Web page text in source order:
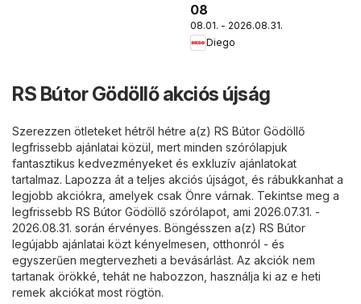
08
08.01. - 2026.08.31.
Diego
RS Bútor Gödöllő akciós újság
Szerezzen ötleteket hétről hétre a(z) RS Bútor Gödöllő
legfrissebb ajánlatai közül, mert minden szórólapjuk
fantasztikus kedvezményeket és exkluzív ajánlatokat
tartalmaz. Lapozza át a teljes akciós újságot, és rábukkanhat a
legjobb akciókra, amelyek csak Önre várnak. Tekintse meg a
legfrissebb RS Bútor Gödöllő szórólapot, ami 2026.07.31. -
2026.08.31. során érvényes. Böngésszen a(z) RS Bútor
legújabb ajánlatai közt kényelmesen, otthonról - és
egyszerűen megtervezheti a bevásárlást. Az akciók nem
tartanak örökké, tehát ne habozzon, használja ki az e heti
remek akciókat most rögtön.